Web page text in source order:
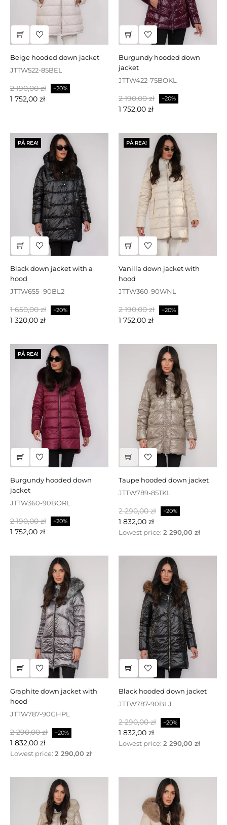
beige hooded down jacket
JTTW522-85BEL
Baspris
2 190,00 zł −20%
1 752,00 zł
burgundy hooded down
jacket
JTTW422-75BOKL
Baspris
2 190,00 zł −20%
1 752,00 zł
PÅ REA!
black down jacket with a
hood
JTTW655 -90BL2
Baspris
1 650,00 zł −20%
1 320,00 zł
PÅ REA!
vanilla down jacket with
hood
JTTW360-90WNL
Baspris
2 190,00 zł −20%
1 752,00 zł
PÅ REA!
burgundy hooded down
jacket
JTTW360-90BORL
Baspris
2 190,00 zł −20%
1 752,00 zł
taupe hooded down jacket
JTTW789-85TKL
Baspris
2 290,00 zł −20%
1 832,00 zł
Lowest price: 2 290,00 zł
graphite down jacket with
hood
JTTW787-90GHPL
Baspris
2 290,00 zł −20%
1 832,00 zł
Lowest price: 2 290,00 zł
black hooded down jacket
JTTW787-90BLJ
Baspris
2 290,00 zł −20%
1 832,00 zł
Lowest price: 2 290,00 zł